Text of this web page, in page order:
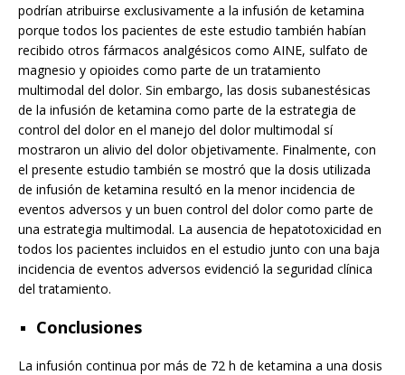
podrían atribuirse exclusivamente a la infusión de ketamina
porque todos los pacientes de este estudio también habían
recibido otros fármacos analgésicos como AINE, sulfato de
magnesio y opioides como parte de un tratamiento
multimodal del dolor. Sin embargo, las dosis subanestésicas
de la infusión de ketamina como parte de la estrategia de
control del dolor en el manejo del dolor multimodal sí
mostraron un alivio del dolor objetivamente. Finalmente, con
el presente estudio también se mostró que la dosis utilizada
de infusión de ketamina resultó en la menor incidencia de
eventos adversos y un buen control del dolor como parte de
una estrategia multimodal. La ausencia de hepatotoxicidad en
todos los pacientes incluidos en el estudio junto con una baja
incidencia de eventos adversos evidenció la seguridad clínica
del tratamiento.
Conclusiones
La infusión continua por más de 72 h de ketamina a una dosis